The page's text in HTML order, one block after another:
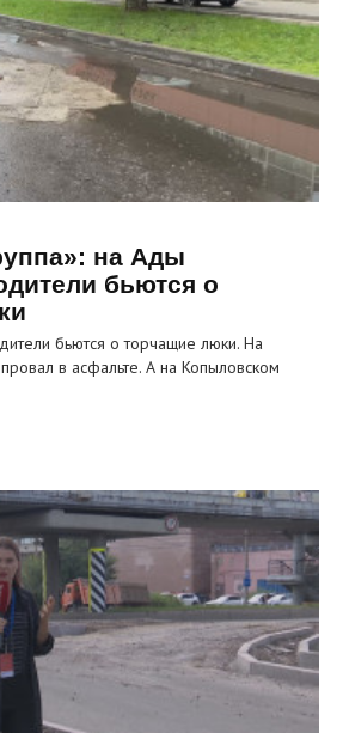
на Ады
бьются о
бьются о торчащие люки. На
в асфальте. А на Копыловском